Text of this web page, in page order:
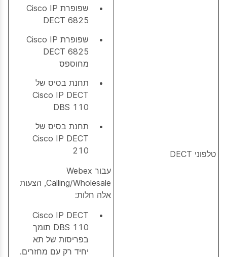
טלפוני DECT
שפופרת Cisco IP
DECT 6825
שפופרת Cisco IP
DECT 6825
מחוספס
תחנת בסיס של
Cisco IP DECT
DBS 110
תחנת בסיס של
Cisco IP DECT
210
עבור Webex
Calling/Wholesale, הצעות
אלה חלות:
Cisco IP DECT
DBS 110 תומך
בפריסות של תא
יחיד רק עם מחזרים.